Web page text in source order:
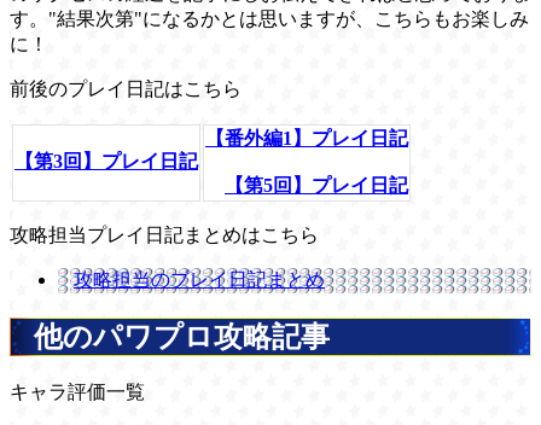
す。"結果次第"になるかとは思いますが、こちらもお楽しみ
に！
前後のプレイ日記はこちら
【第3回】プレイ日記
【番外編1】プレイ日記
【第5回】プレイ日記
攻略担当プレイ日記まとめはこちら
攻略担当のプレイ日記まとめ
他のパワプロ攻略記事
キャラ評価一覧